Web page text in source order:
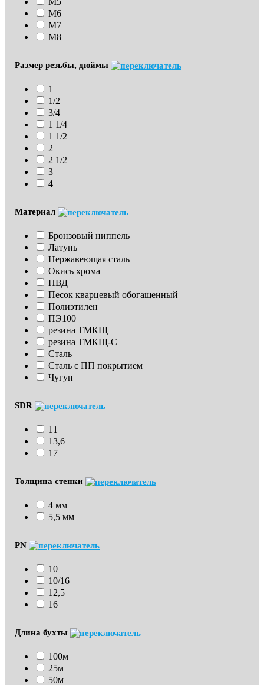
М6
М7
М8
Размер резьбы, дюймы
1
1/2
3/4
1 1/4
1 1/2
2
2 1/2
3
4
Материал
Бронзовый ниппель
Латунь
Нержавеющая сталь
Окись хрома
ПВД
Песок кварцевый обогащенный
Полиэтилен
ПЭ100
резина ТМКЩ
резина ТМКЩ-С
Сталь
Сталь с ПП покрытием
Чугун
SDR
11
13,6
17
Толщина стенки
4 мм
5,5 мм
PN
10
10/16
12,5
16
Длина бухты
100м
25м
50м